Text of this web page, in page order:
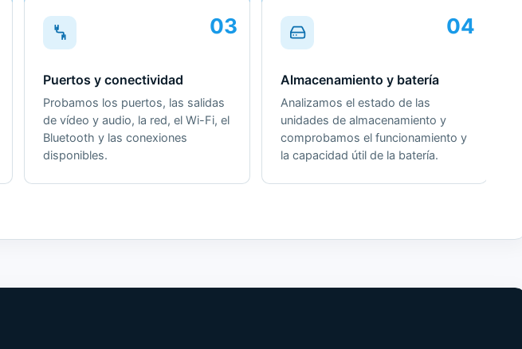
03
Puertos y conectividad
Probamos los puertos, las salidas
de vídeo y audio, la red, el Wi-Fi, el
Bluetooth y las conexiones
disponibles.
04
Almacenamiento y batería
Analizamos el estado de las
unidades de almacenamiento y
comprobamos el funcionamiento y
la capacidad útil de la batería.